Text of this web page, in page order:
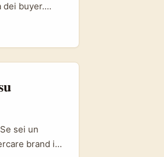
dei buyer.
apre un
di
sei un
brand in